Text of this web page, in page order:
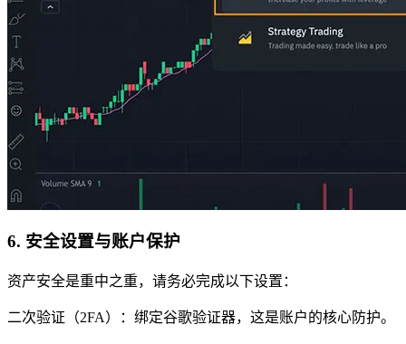
6. 安全设置与账户保护
资产安全是重中之重，请务必完成以下设置：
二次验证（2FA）：绑定谷歌验证器，这是账户的核心防护。